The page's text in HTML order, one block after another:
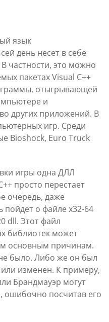
язык
день несет в себе
частности, это можно
пакетах Visual C++
отыгрывающей
и
других приложений. В
игр. Среди
Bioshock, Euro Truck
игры одна ДЛЛ
просто перестает
очередь, даже
пойдет о файле х32-64
dll. Этот файл
библиотек может
основным причинам.
было. Либо же он был
изменен. К примеру,
Брандмауэр могут
ошибочно посчитав его